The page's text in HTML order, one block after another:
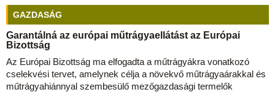
GAZDASÁG
Garantálná az európai műtrágyaellátást az Európai
Bizottság
Az Európai Bizottság ma elfogadta a műtrágyákra vonatkozó
cselekvési tervet, amelynek célja a növekvő műtrágyaárakkal és
műtrágyahiánnyal szembesülő mezőgazdasági termelők